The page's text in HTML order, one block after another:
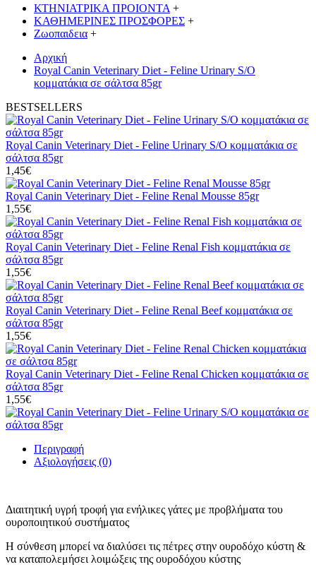
ΚΤΗΝΙΑΤΡΙΚΑ ΠΡΟΙΟΝΤΑ +
ΚΑΘΗΜΕΡΙΝΕΣ ΠΡΟΣΦΟΡΕΣ +
Ζωοπαιδεια +
Αρχική
Royal Canin Veterinary Diet - Feline Urinary S/O
κομματάκια σε σάλτσα 85gr
BESTSELLERS
Royal Canin Veterinary Diet - Feline Urinary S/O κομματάκια σε
σάλτσα 85gr
1,45€
Royal Canin Veterinary Diet - Feline Renal Mousse 85gr
1,55€
Royal Canin Veterinary Diet - Feline Renal Fish κομματάκια σε
σάλτσα 85gr
1,55€
Royal Canin Veterinary Diet - Feline Renal Beef κομματάκια σε
σάλτσα 85gr
1,55€
Royal Canin Veterinary Diet - Feline Renal Chicken κομματάκια σε
σάλτσα 85gr
1,55€
Περιγραφή
Αξιολογήσεις (0)
Διαιτητική υγρή τροφή για ενήλικες γάτες με προβλήματα του
ουροποιητικού συστήματος
Η σύνθεση μπορεί να διαλύσει τις πέτρες στην ουροδόχο κύστη &
να καταπολεμήσει λοιμώξεις της ουροδόχου κύστης